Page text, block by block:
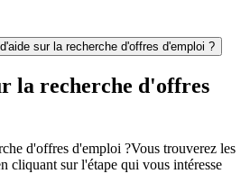
sur la recherche d'offres d'emploi ?
la recherche d'offres
d'offres d'emploi ?Vous trouverez les
cliquant sur l'étape qui vous intéresse